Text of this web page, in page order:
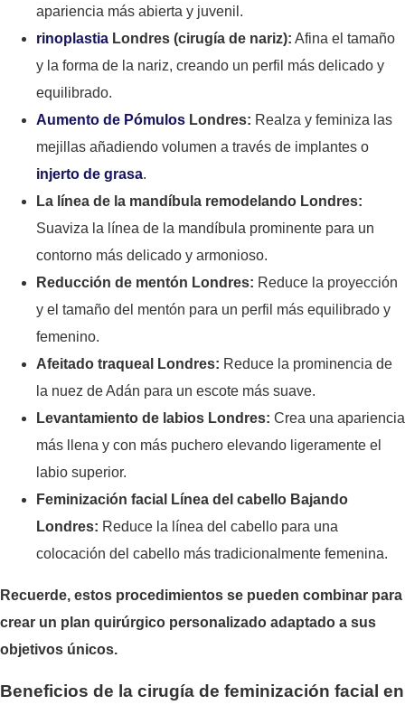
apariencia más abierta y juvenil.
rinoplastia Londres (cirugía de nariz): Afina el tamaño
y la forma de la nariz, creando un perfil más delicado y
equilibrado.
Aumento de Pómulos Londres: Realza y feminiza las
mejillas añadiendo volumen a través de implantes o
injerto de grasa.
La línea de la mandíbula remodelando Londres:
Suaviza la línea de la mandíbula prominente para un
contorno más delicado y armonioso.
Reducción de mentón Londres: Reduce la proyección
y el tamaño del mentón para un perfil más equilibrado y
femenino.
Afeitado traqueal Londres: Reduce la prominencia de
la nuez de Adán para un escote más suave.
Levantamiento de labios Londres: Crea una apariencia
más llena y con más puchero elevando ligeramente el
labio superior.
Feminización facial Línea del cabello Bajando
Londres: Reduce la línea del cabello para una
colocación del cabello más tradicionalmente femenina.
Recuerde, estos procedimientos se pueden combinar para
crear un plan quirúrgico personalizado adaptado a sus
objetivos únicos.
Beneficios de la cirugía de feminización facial en